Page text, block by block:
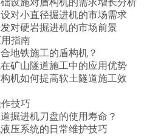
设施对盾构机的需求增长分析
对小直径掘进机的市场需求
对硬岩掘进机的市场前景
指南
地铁施工的盾构机？
矿山隧道施工中的应用优势
机如何提高软土隧道施工效
技巧
掘进机刀盘的使用寿命？
压系统的日常维护技巧